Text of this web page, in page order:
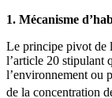
1. Mécanisme
Le principe pivot de
l’article 20 stipulant
l’environnement ou
de la concentration